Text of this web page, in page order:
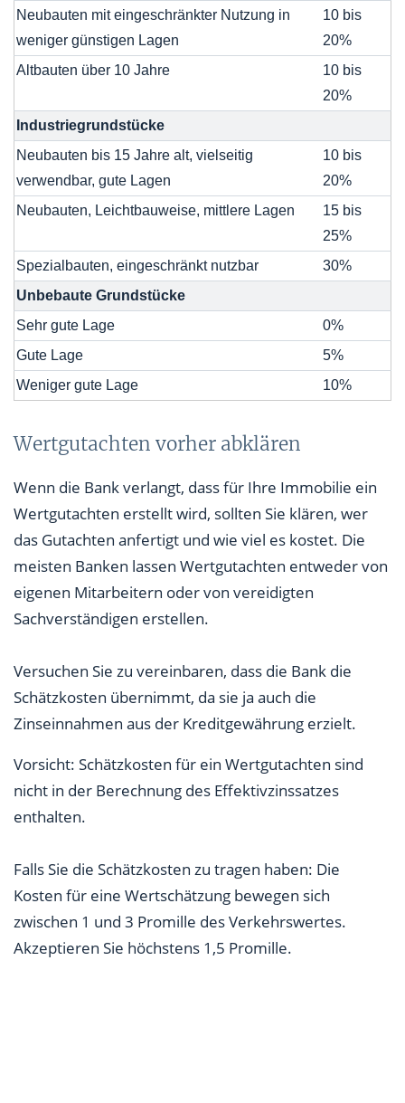
Neubauten mit eingeschränkter Nutzung in
weniger günstigen Lagen
10 bis
20%
Altbauten über 10 Jahre
10 bis
20%
Industriegrundstücke
Neubauten bis 15 Jahre alt, vielseitig
verwendbar, gute Lagen
10 bis
20%
Neubauten, Leichtbauweise, mittlere Lagen
15 bis
25%
Spezialbauten, eingeschränkt nutzbar
30%
Unbebaute Grundstücke
Sehr gute Lage
0%
Gute Lage
5%
Weniger gute Lage
10%
Wertgutachten vorher abklären
Wenn die Bank verlangt, dass für Ihre Immobilie ein
Wertgutachten erstellt wird, sollten Sie klären, wer
das Gutachten anfertigt und wie viel es kostet. Die
meisten Banken lassen Wertgutachten entweder von
eigenen Mitarbeitern oder von vereidigten
Sachverständigen erstellen.
Versuchen Sie zu vereinbaren, dass die Bank die
Schätzkosten übernimmt, da sie ja auch die
Zinseinnahmen aus der Kreditgewährung erzielt.
Vorsicht: Schätzkosten für ein Wertgutachten sind
nicht in der Berechnung des Effektivzinssatzes
enthalten.
Falls Sie die Schätzkosten zu tragen haben: Die
Kosten für eine Wertschätzung bewegen sich
zwischen 1 und 3 Promille des Verkehrswertes.
Akzeptieren Sie höchstens 1,5 Promille.